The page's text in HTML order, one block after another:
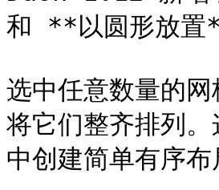
和 **以圆形放
选中任意数量的
将它们整齐排列
中创建简单有序布